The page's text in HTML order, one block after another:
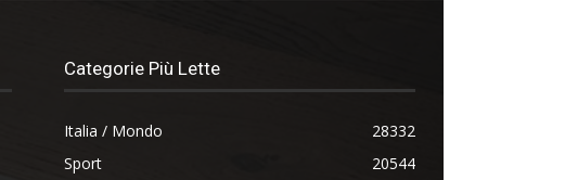
Categorie Più Lette
Italia / Mondo
28332
Sport
20544